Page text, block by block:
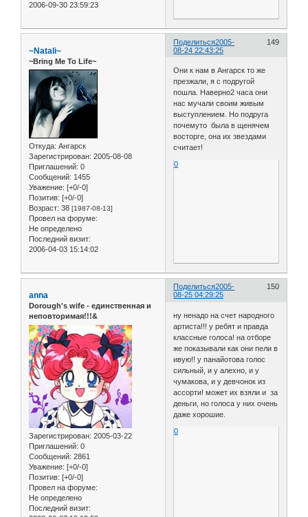
2006-09-30 23:59:23
Поделиться 149
2005-
08-24 22:43:25
~Natali~
~Bring Me To Life~
Откуда: Ангарск
Зарегистрирован: 2005-08-08
Приглашений: 0
Сообщений: 1455
Уважение: [+0/-0]
Позитив: [+0/-0]
Возраст: 38 [1987-08-13]
Провел на форуме:
Не определено
Последний визит:
2006-04-03 15:14:02
Они к нам в Ангарск то же
презжали, я с подругой
пошла. Наверно2 часа они
нас мучали своим живым
выступлением. Но подруга
почемуто была в щенячем
восторге, она их звездами
считает!
0
Поделиться 150
2005-
08-25 04:29:25
anna
Dorough's wife - единственная и
неповторимая!!!&
Зарегистрирован: 2005-03-22
Приглашений: 0
Сообщений: 2861
Уважение: [+0/-0]
Позитив: [+0/-0]
Провел на форуме:
Не определено
Последний визит:
ну ненадо на счет народного
артиста!!! у ребят и правда
классные голоса! на отборе
же показывали как они пели в
ивую!! у панайотова голос
сильный, и у алехно, и у
чумакова, и у девчонок из
ассорти! может их взяли и за
деньги, но голоса у них очень
даже хорошие.
0